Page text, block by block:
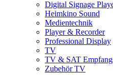
Digital Signage
Heimkino Sound
Medientechnik
Player & Recorder
Professional Display
TV
TV & SAT
Zubehör TV